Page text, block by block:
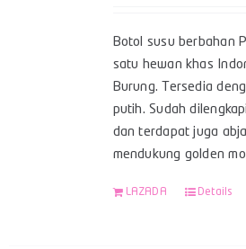
Botol susu berbahan
satu hewan khas
Burung. Tersedia
putih. Sudah
dan terdapat juga
mendukung golden
LAZADA Details